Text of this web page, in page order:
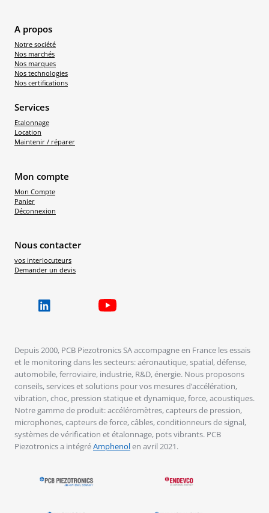
A propos
Notre société
Nos marchés
Nos marques
Nos technologies
Nos certifications
Services
Etalonnage
Location
Maintenir / réparer
Mon compte
Mon Compte
Panier
Déconnexion
Nous contacter
vos interlocuteurs
Demander un devis
Depuis 2000, PCB Piezotronics SA accompagne en France les essais
et le monitoring dans les secteurs: aéronautique, spatial, défense,
automobile, ferroviaire, industrie, R&D, énergie. Nous proposons
conseils, services et solutions pour vos mesures d’accélération,
vibration, choc, pression statique et dynamique, force, acoustiques.
Notre gamme de produit: accéléromètres, capteurs de pression,
microphones, capteurs de force, câbles, conditionneurs de signal,
systèmes de vérification et étalonnage, pots vibrants. PCB
Piezotronics a intégréAmphenolen avril 2021.